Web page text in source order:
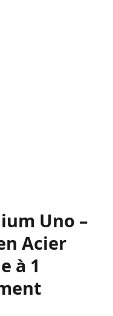
Uno –
Acier
à 1